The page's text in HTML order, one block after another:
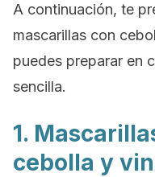
A continuación, te
mascarillas con
puedes preparar en
sencilla.
1.
cebolla y